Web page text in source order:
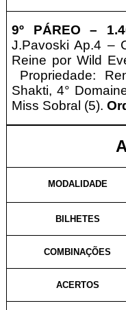
9º PÁREO – 1.4
J.Pavoski Ap.4 –
Reine por Wild
Propriedade:
Shakti, 4°
Miss Sobral (5).
MODALIDADE
BILHETES
COMBINAÇÕES
ACERTOS